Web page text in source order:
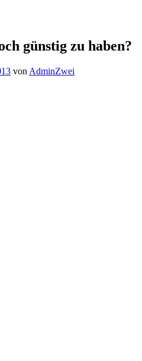
günstig zu haben?
von AdminZwei